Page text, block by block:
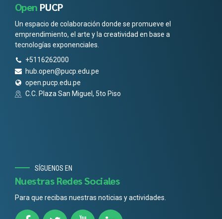
Open PUCP
Un espacio de colaboración donde se promueve el
emprendimiento, el arte y la creatividad en base a
tecnologías exponenciales.
+5116262000
hub.open@pucp.edu.pe
open.pucp.edu.pe
C.C. Plaza San Miguel, 5to Piso
SÍGUENOS EN
Nuestras Redes Sociales
Para que recibas nuestras noticias y actividades.